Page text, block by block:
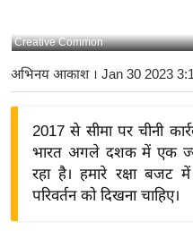
य
बि
ज़
द्यो
Creative Common
अभिनय आकाश। Jan 30 2023
2017 से सीमा पर चीनी
भारत अगले दशक में एक
रहा है। हमारे रक्षा बजट
परिवर्तन को दिखना चाहिए।